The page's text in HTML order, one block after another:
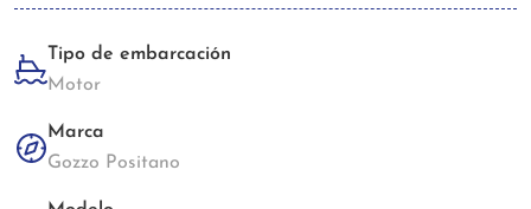
Tipo de embarcación
Motor
Marca
Gozzo Positano